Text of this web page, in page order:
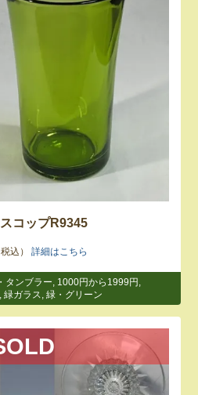
コップR9345
込）詳細はこちら
タンブラー 1000円から1999円
,緑ガラス ,緑・グリーン